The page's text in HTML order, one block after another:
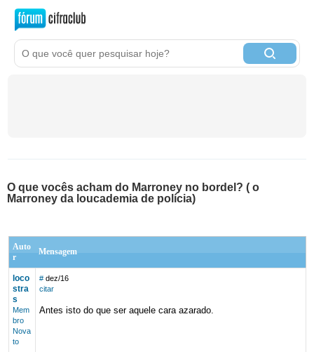
O que vocês acham do Marroney no bordel? ( o
Marroney da loucademia de polícia)
Auto
r
Mensagem
loco
stra
s
Mem
bro
Nova
to
# dez/16
citar
Antes isto do que ser aquele cara azarado.